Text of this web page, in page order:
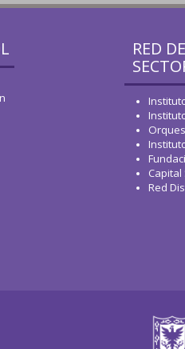
RED
Capital
Red